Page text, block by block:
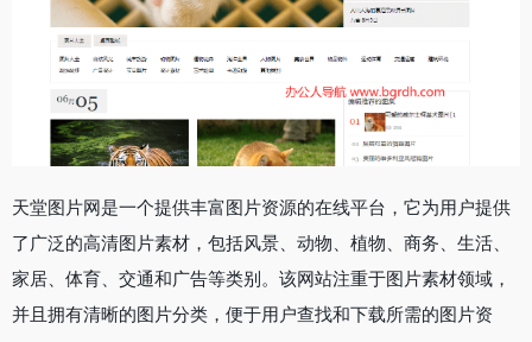
天堂图片网是一个提供丰富图片资源的在线平台，它为用户提供
了广泛的高清图片素材，包括风景、动物、植物、商务、生活、
家居、体育、交通和广告等类别。该网站注重于图片素材领域，
并且拥有清晰的图片分类，便于用户查找和下载所需的图片资